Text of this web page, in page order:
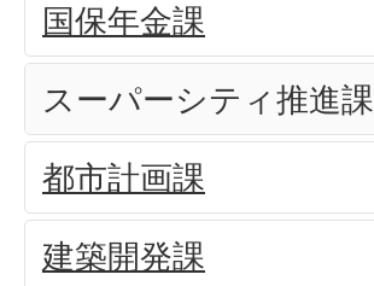
国保年金課
スーパーシティ推進課
都市計画課
建築開発課